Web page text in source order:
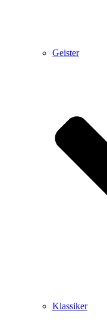
Geister
Klassiker